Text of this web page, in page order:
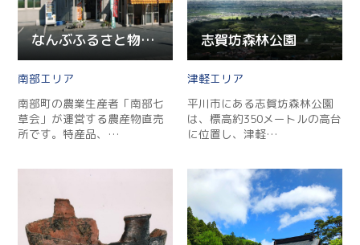
なんぶふるさと物産館
南部
南部町の農業生産者「南部七
草会」が運営する農産物直売
所です。特産品、…
志賀坊森林公園
津軽
平川市にある志賀坊森林公園
は、標高約350メートルの高台
に位置し、津軽…
Twitter
Facebook
Line